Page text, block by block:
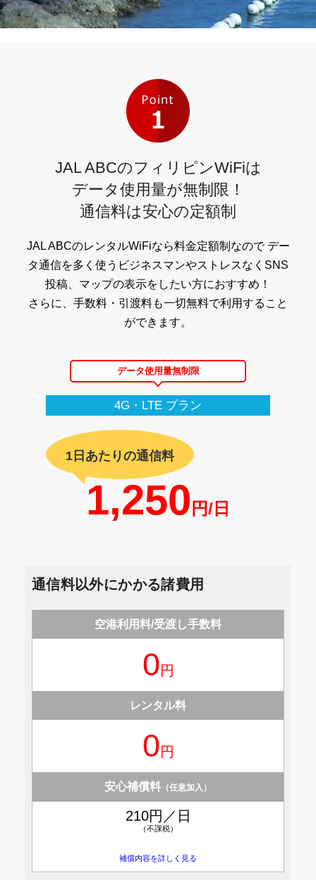
JAL ABCのフィリピンWiFiは
データ使用量が無制限！
通信料は安心の定額制
JAL ABCのレンタルWiFiなら料金定額制なのでデー
タ通信を多く使うビジネスマンやストレスなくSNS
投稿、マップの表示をしたい方におすすめ！
さらに、手数料・引渡料も一切無料で利用すること
ができます。
4G・LTE プラン
データ使用量無制限
1日あたりの通信料
1,250 円/日
通信料以外にかかる諸費用
空港利用料/受渡し手数料
0円
レンタル料
0円
安心補償料 （任意加入）
210円／日
（不課税）
補償内容を詳しく見る